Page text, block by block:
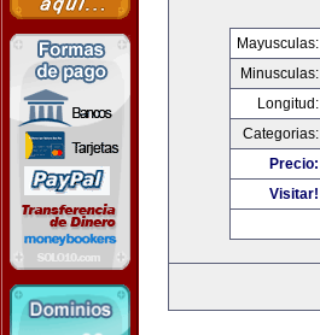
Mayusculas:
Minusculas:
Longitud:
Categorias:
Precio:
Visitar!